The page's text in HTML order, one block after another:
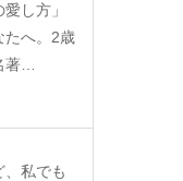
愛し方」
たへ。2歳
著…
、私でも